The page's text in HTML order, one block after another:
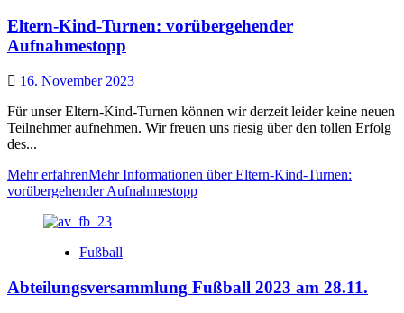
Eltern-Kind-Turnen: vorübergehender
Aufnahmestopp
16. November 2023
Für unser Eltern-Kind-Turnen können wir derzeit leider keine neuen
Teilnehmer aufnehmen. Wir freuen uns riesig über den tollen Erfolg
des...
Mehr erfahrenMehr Informationen über Eltern-Kind-Turnen:
vorübergehender Aufnahmestopp
Fußball
Abteilungsversammlung Fußball 2023 am 28.11.